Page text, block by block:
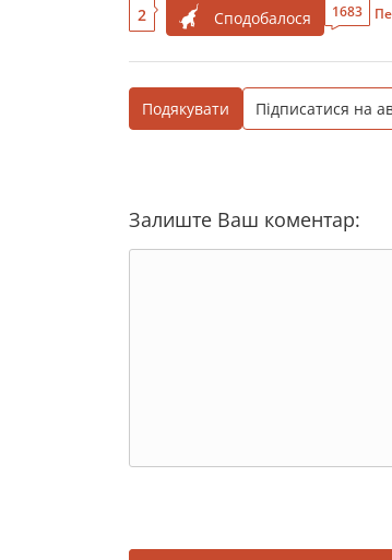
2 Сподобалося 1683
Подякувати Підписатися на
Залиште Ваш коментар: